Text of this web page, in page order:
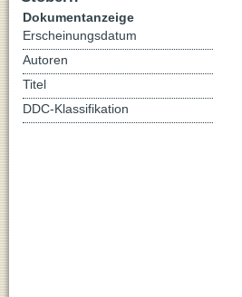
Dokumentanzeige
Erscheinungsdatum
Autoren
Titel
DDC-Klassifikation